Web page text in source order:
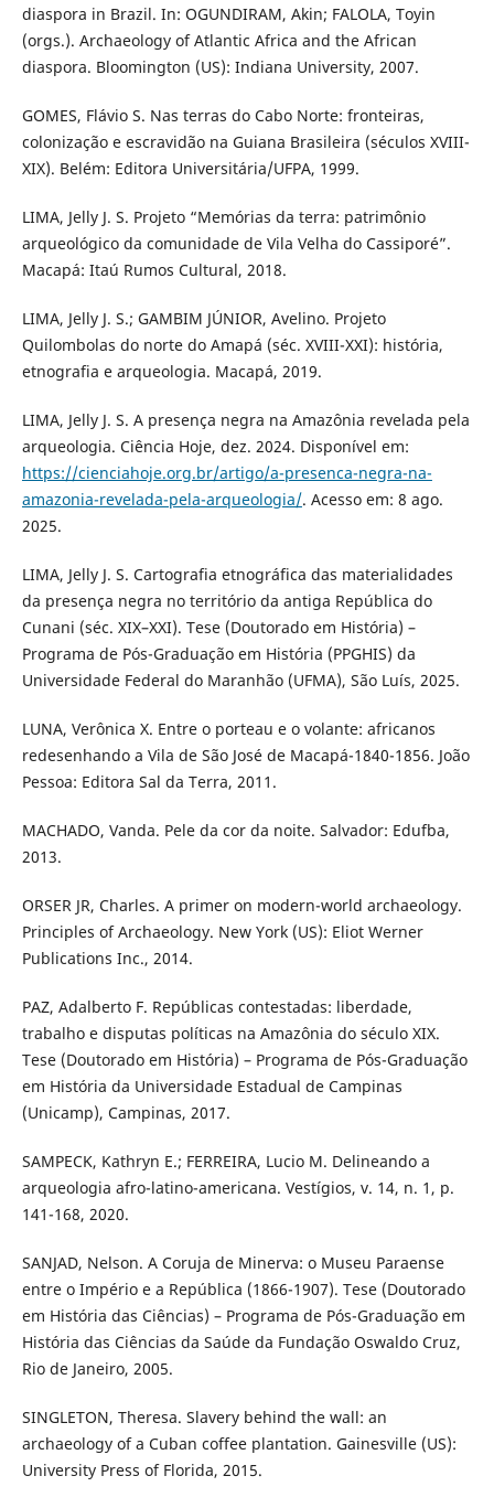
diaspora in Brazil. In: OGUNDIRAM, Akin; FALOLA, Toyin
(orgs.). Archaeology of Atlantic Africa and the African
diaspora. Bloomington (US): Indiana University, 2007.
GOMES, Flávio S. Nas terras do Cabo Norte: fronteiras,
colonização e escravidão na Guiana Brasileira (séculos XVIII-
XIX). Belém: Editora Universitária/UFPA, 1999.
LIMA, Jelly J. S. Projeto “Memórias da terra: patrimônio
arqueológico da comunidade de Vila Velha do Cassiporé”.
Macapá: Itaú Rumos Cultural, 2018.
LIMA, Jelly J. S.; GAMBIM JÚNIOR, Avelino. Projeto
Quilombolas do norte do Amapá (séc. XVIII-XXI): história,
etnografia e arqueologia. Macapá, 2019.
LIMA, Jelly J. S. A presença negra na Amazônia revelada pela
arqueologia. Ciência Hoje, dez. 2024. Disponível em:
https://cienciahoje.org.br/artigo/a-presenca-negra-na-
amazonia-revelada-pela-arqueologia/. Acesso em: 8 ago.
2025.
LIMA, Jelly J. S. Cartografia etnográfica das materialidades
da presença negra no território da antiga República do
Cunani (séc. XIX–XXI). Tese (Doutorado em História) –
Programa de Pós-Graduação em História (PPGHIS) da
Universidade Federal do Maranhão (UFMA), São Luís, 2025.
LUNA, Verônica X. Entre o porteau e o volante: africanos
redesenhando a Vila de São José de Macapá-1840-1856. João
Pessoa: Editora Sal da Terra, 2011.
MACHADO, Vanda. Pele da cor da noite. Salvador: Edufba,
2013.
ORSER JR, Charles. A primer on modern-world archaeology.
Principles of Archaeology. New York (US): Eliot Werner
Publications Inc., 2014.
PAZ, Adalberto F. Repúblicas contestadas: liberdade,
trabalho e disputas políticas na Amazônia do século XIX.
Tese (Doutorado em História) – Programa de Pós-Graduação
em História da Universidade Estadual de Campinas
(Unicamp), Campinas, 2017.
SAMPECK, Kathryn E.; FERREIRA, Lucio M. Delineando a
arqueologia afro-latino-americana. Vestígios, v. 14, n. 1, p.
141-168, 2020.
SANJAD, Nelson. A Coruja de Minerva: o Museu Paraense
entre o Império e a República (1866-1907). Tese (Doutorado
em História das Ciências) – Programa de Pós-Graduação em
História das Ciências da Saúde da Fundação Oswaldo Cruz,
Rio de Janeiro, 2005.
SINGLETON, Theresa. Slavery behind the wall: an
archaeology of a Cuban coffee plantation. Gainesville (US):
University Press of Florida, 2015.